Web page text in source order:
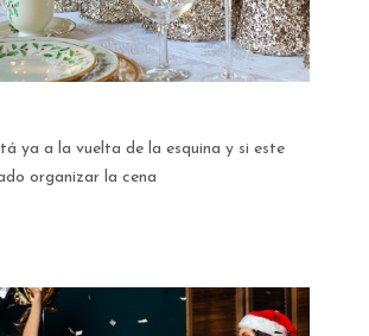
ya a la vuelta de la esquina y si este
organizar la cena